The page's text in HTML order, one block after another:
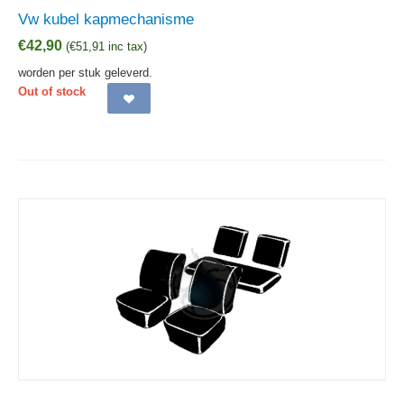
Vw kubel kapmechanisme
€42,90 (€51,91 inc tax)
worden per stuk geleverd.
Out of stock